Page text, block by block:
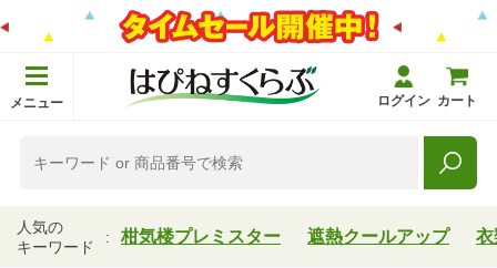
メニュー ログイン カート
人気の
キーワード
柑気楼プレミスター 遮熱クールアップ 衣